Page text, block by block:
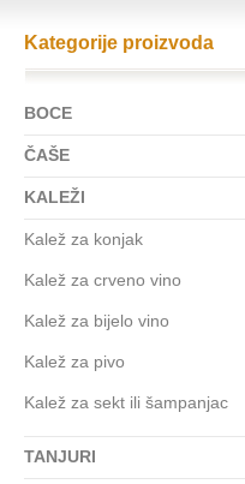
Kategorije proizvoda
BOCE
ČAŠE
KALEŽI
Kalež za konjak
Kalež za crveno vino
Kalež za bijelo vino
Kalež za pivo
Kalež za sekt ili šampanjac
TANJURI